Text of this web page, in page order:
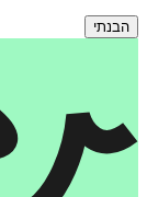
הבנתי